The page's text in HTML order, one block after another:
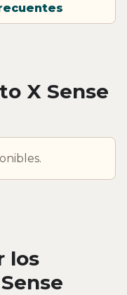
X Sense
los